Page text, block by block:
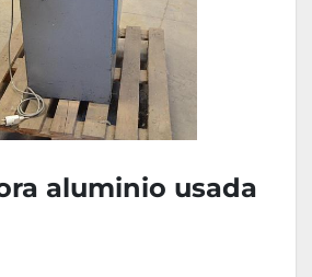
aluminio usada